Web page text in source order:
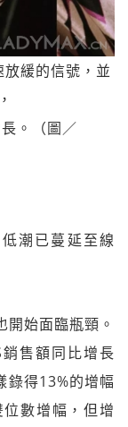
緩的信號，並
。（圖／
潮已蔓延至線
開始面臨瓶頸。
售額同比增長
錄得13%的增幅
數增幅，但增